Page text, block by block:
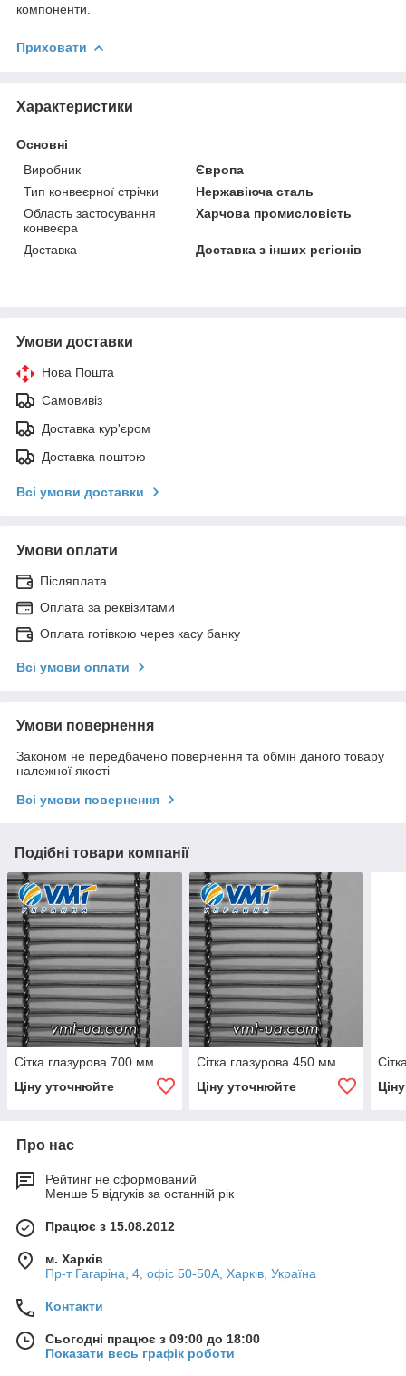
компоненти.
Приховати
Характеристики
Основні
Виробник
Європа
Тип конвеєрної стрічки
Нержавіюча сталь
Область застосування
конвеєра
Харчова промисловість
Доставка Доставка з інших регіонів
Умови доставки
Нова Пошта
Самовивіз
Доставка кур'єром
Доставка поштою
Всі умови доставки
Умови оплати
Післяплата
Оплата за реквізитами
Оплата готівкою через касу банку
Всі умови оплати
Умови повернення
Законом не передбачено повернення та обмін даного товару
належної якості
Всі умови повернення
Подібні товари компанії
Сітка глазурова 700 мм
Ціну уточнюйте
Сітка глазурова 450 мм
Ціну уточнюйте
Про нас
Рейтинг не сформований
Менше 5 відгуків за останній рік
Працює з 15.08.2012
м. Харків
Пр-т Гагаріна, 4, офіс 50-50A, Харків, Україна
Контакти
Сьогодні працює з 09:00 до 18:00
Показати весь графік роботи